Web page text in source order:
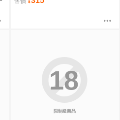
限制級商品
18